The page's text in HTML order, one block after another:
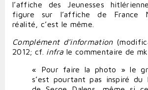
l’affiche des Jeunesses
figure sur l’affiche de France
réalité, c’est le même.
Complément d'information(
2012; cf. infra le commentaire de mk
« Pour faire la photo » le
s’est pourtant pas inspiré du